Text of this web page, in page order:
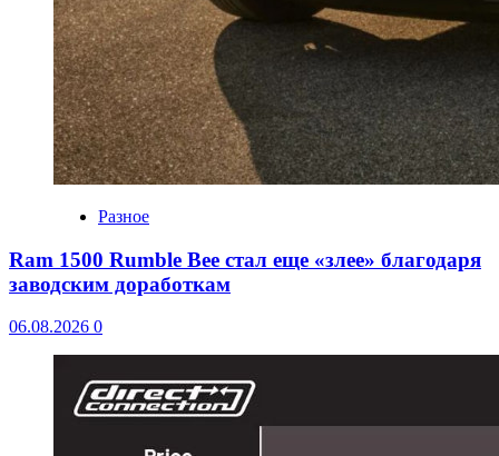
Разное
Ram 1500 Rumble Bee стал еще «злее» благодаря
заводским доработкам
06.08.2026 0